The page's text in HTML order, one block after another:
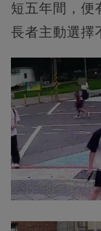
短五年間，便
長者主動選擇